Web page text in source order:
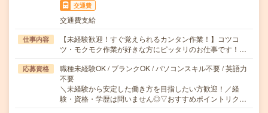
交通費
交通費支給
仕事内容
【未経験歓迎！すぐ覚えられるカンタン作業！】コツコ
ツ・モクモク作業が好きな方にピッタリのお仕事です！…
応募資格
職種未経験OK / ブランクOK / パソコンスキル不要 / 英語力
不要
＼未経験から安定した働き方を目指したい方歓迎！／経
験・資格・学歴は問いません◎▽おすすめポイントリク…